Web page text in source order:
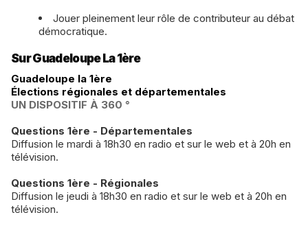
Jouer pleinement leur rôle de contributeur au débat
démocratique.
Sur Guadeloupe La 1ère
Guadeloupe la 1ère
Élections régionales et départementales
UN DISPOSITIF À 360 °
Questions 1ère - Départementales
Diffusion le mardi à 18h30 en radio et sur le web et à 20h en
télévision.
Questions 1ère - Régionales
Diffusion le jeudi à 18h30 en radio et sur le web et à 20h en
télévision.